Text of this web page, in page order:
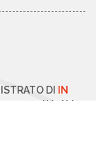
DI
IN
I.V- ALL